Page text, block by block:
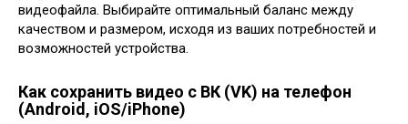
видеофайла. Выбирайте оптимальный баланс между
качеством и размером, исходя из ваших потребностей и
возможностей устройства.
Как сохранить видео с ВК (VK) на телефон
(Android, iOS/iPhone)